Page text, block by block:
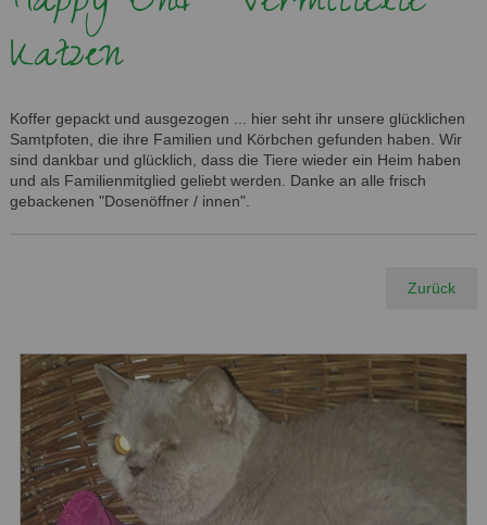
Katzen
Koffer gepackt und ausgezogen ... hier seht ihr unsere glücklichen
Samtpfoten, die ihre Familien und Körbchen gefunden haben. Wir
sind dankbar und glücklich, dass die Tiere wieder ein Heim haben
und als Familienmitglied geliebt werden. Danke an alle frisch
gebackenen "Dosenöffner / innen".
Zurück